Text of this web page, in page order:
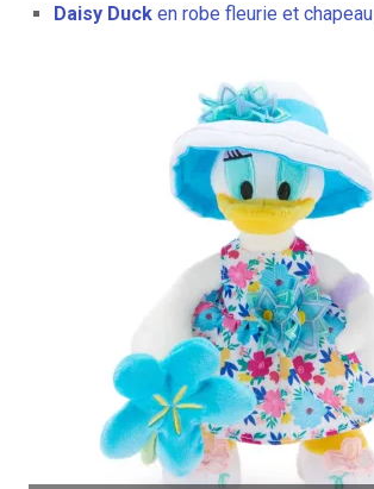
Daisy Duck en robe fleurie et chapeau